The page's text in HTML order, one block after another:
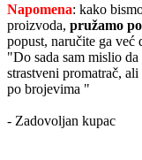
Napomena: kako
proizvoda, pružamo
popust, naručite ga već
"Do sada sam mislio
strastveni promatrač,
po brojevima "
- Zadovoljan kupac